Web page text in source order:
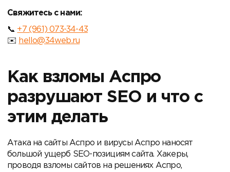
Свяжитесь с нами:
+7 (961) 073-34-43
hello@34web.ru
Как взломы Аспро
разрушают SEO и что с
этим делать
Атака на сайты Аспро и вирусы Аспро наносят
большой ущерб SEO-позициям сайта. Хакеры,
проводя взломы сайтов на решениях Аспро,